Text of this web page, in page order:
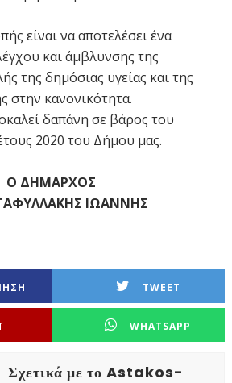
είναι να αποτελέσει ένα
και άμβλυνσης της
της δημόσιας υγείας και της
στην κανονικότητα.
δαπάνη σε βάρος του
2020 του Δήμου μας.
Ο ΔΗΜΑΡΧΟΣ
ΙΩΑΝΝΗΣ
TWEET
WHATSAPP
Σχετικά με το Astakos-